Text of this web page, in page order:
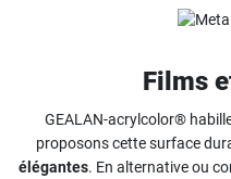
Films
GEALAN-acrylcolor®
proposons cette surface
élégantes. En alternative ou